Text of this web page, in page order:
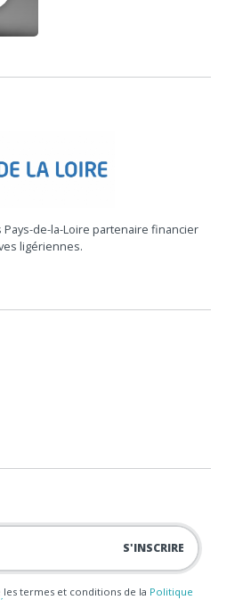
de-la-Loire partenaire financier
ligériennes.
les termes et conditions de la Politique